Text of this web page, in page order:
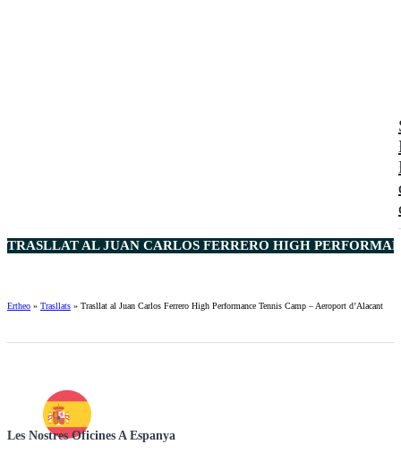
TRASLLAT AL JUAN CARLOS FERRERO HIGH
Ertheo » Trasllats » Trasllat al Juan Carlos Ferrero High Performance Tennis Camp – Aeroport d’Alacant
Les Nostres Oficines A Espanya